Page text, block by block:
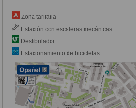
Zona tarifaria
Estación con escaleras mecánicas
Desfibrilador
Estacionamiento de bicicletas